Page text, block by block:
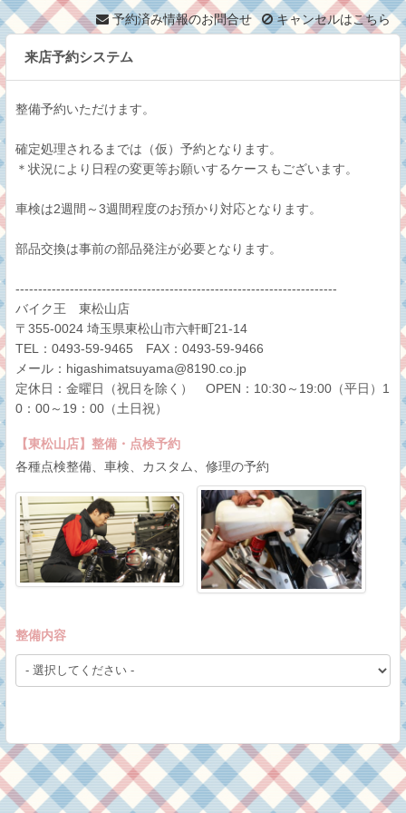
予約済み情報のお問合せ キャンセルはこちら
来店予約システム
整備予約いただけます。
確定処理されるまでは（仮）予約となります。
＊状況により日程の変更等お願いするケースもございます。
車検は2週間～3週間程度のお預かり対応となります。
部品交換は事前の部品発注が必要となります。
-----------------------------------------------------------------------
バイク王 東松山店
〒355-0024 埼玉県東松山市六軒町21-14
TEL：0493-59-9465 FAX：0493-59-9466
メール：higashimatsuyama@8190.co.jp
定休日：金曜日（祝日を除く） OPEN：10:30～19:00（平日）1
0：00～19：00（土日祝）
【東松山店】整備・点検予約
各種点検整備、車検、カスタム、修理の予約
整備内容